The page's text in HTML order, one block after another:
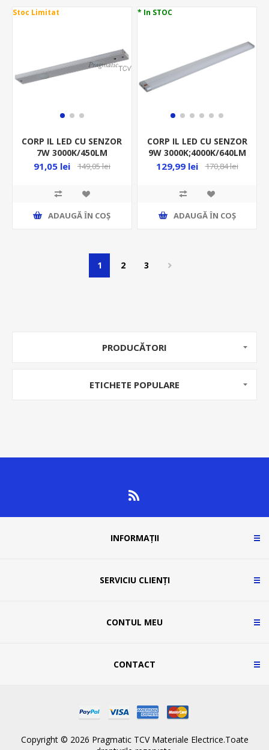
Stoc Limitat
CORP IL LED CU SENZOR
7W 3000K/450LM
550/70/25MM TITAN
91,05 lei 149,05 lei
ADAUGĂ ȊN COŞ
* In STOC
CORP IL LED CU SENZOR
9W 3000K;4000K/640LM
500/33/10MM SILVER
129,99 lei 170,84 lei
ADAUGĂ ȊN COŞ
1 2 3
PRODUCĂTORI
ETICHETE POPULARE
INFORMAȚII
SERVICIU CLIENȚI
CONTUL MEU
CONTACT
Copyright © 2026 Pragmatic TCV Materiale Electrice.Toate